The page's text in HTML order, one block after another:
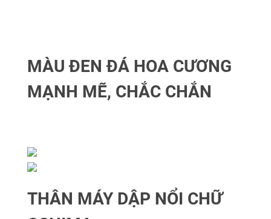
MÀU ĐEN ĐÁ HOA CƯƠNG
MẠNH MẼ, CHẮC CHẮN
THÂN MÁY DẬP NỔI CHỮ